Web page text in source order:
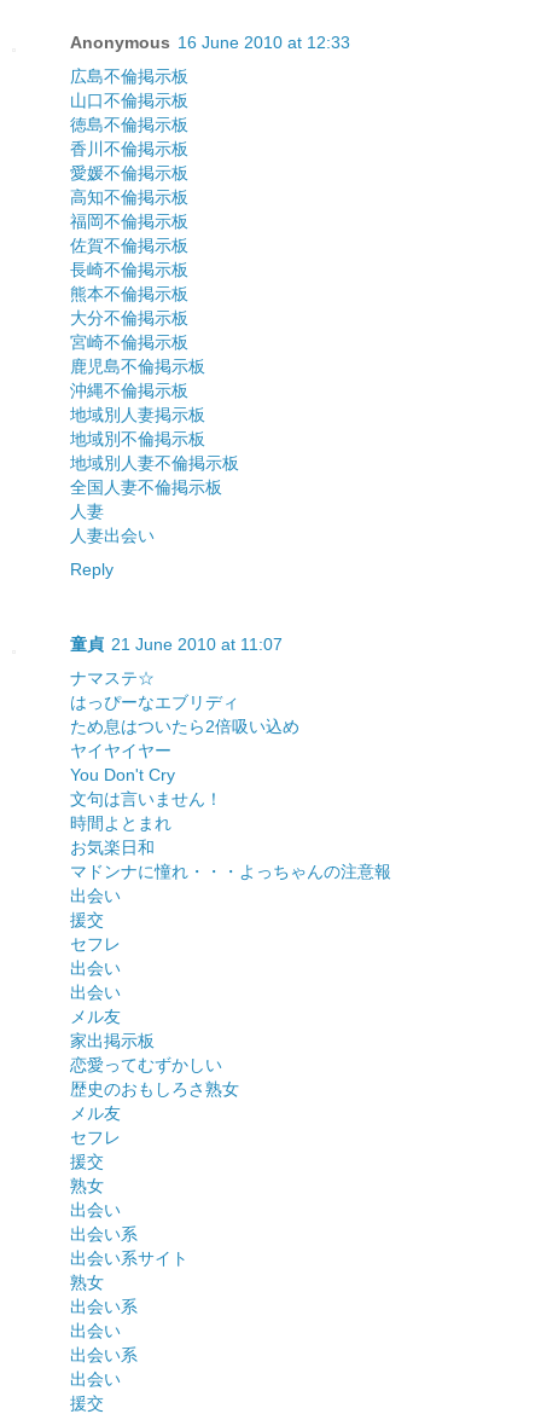
Anonymous 16 June 2010 at 12:33
広島不倫掲示板
山口不倫掲示板
徳島不倫掲示板
香川不倫掲示板
愛媛不倫掲示板
高知不倫掲示板
福岡不倫掲示板
佐賀不倫掲示板
長崎不倫掲示板
熊本不倫掲示板
大分不倫掲示板
宮崎不倫掲示板
鹿児島不倫掲示板
沖縄不倫掲示板
地域別人妻掲示板
地域別不倫掲示板
地域別人妻不倫掲示板
全国人妻不倫掲示板
人妻
人妻出会い
Reply
童貞 21 June 2010 at 11:07
ナマステ☆
はっぴーなエブリディ
ため息はついたら2倍吸い込め
ヤイヤイヤー
You Don't Cry
文句は言いません！
時間よとまれ
お気楽日和
マドンナに憧れ・・・ よっちゃんの注意報
出会い
援交
セフレ
出会い
出会い
メル友
家出掲示板
恋愛ってむずかしい
歴史のおもしろさ熟女
メル友
セフレ
援交
熟女
出会い
出会い系
出会い系サイト
熟女
出会い系
出会い
出会い系
出会い
援交